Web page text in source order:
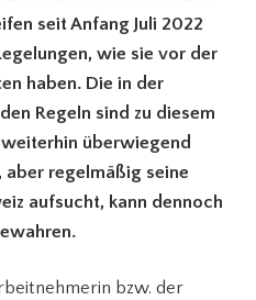
seit Anfang Juli 2022
wie sie vor der
haben. Die in der
Regeln sind zu diesem
überwiegend
aber regelmäßig seine
aufsucht, kann dennoch
bzw. der